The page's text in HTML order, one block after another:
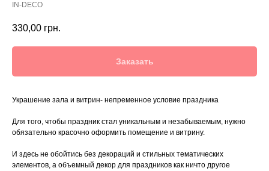
IN-DECO
330,00 грн.
Заказать
Украшение зала и витрин- непременное условие праздника
Для того, чтобы праздник стал уникальным и незабываемым, нужно
обязательно красочно оформить помещение и витрину.
И здесь не обойтись без декораций и стильных тематических
элементов, а объемный декор для праздников как ничто другое